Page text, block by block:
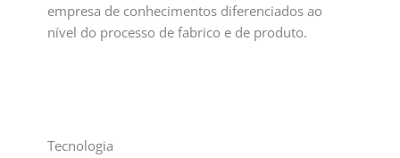
empresa de conhecimentos diferenciados ao
nível do processo de fabrico e de produto.
Tecnologia